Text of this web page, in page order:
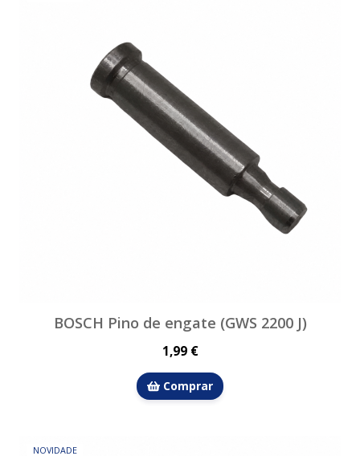
BOSCH Pino de engate (GWS 2200 J)
1,99 €
Comprar
NOVIDADE